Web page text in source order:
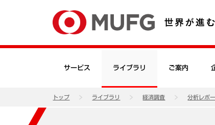
サービス ライブラリ ご案内
トップ ライブラリ 経済調査 分析レポ